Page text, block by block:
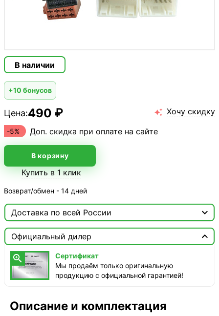
В наличии
+10 бонусов
Цена:490 ₽  Хочу скидку
-5% Доп. скидка при оплате на сайте
В корзину
Купить в 1 клик
Возврат/обмен - 14 дней
Доставка по всей России 
 Москва
ТопРадар — Курьер
сегодня, от 350 ₽
ТопРадар — Самовывоз
Официальный дилер


Сертификат
Мы продаём только оригинальную
продукцию с официальной гарантией!
Описание и комплектация